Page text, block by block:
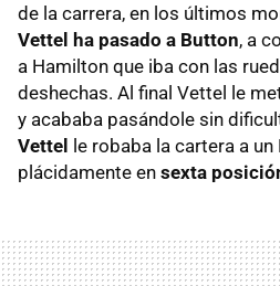
de la carrera, en los últimos
Vettel ha pasado a Button, a
a Hamilton que iba con las
deshechas. Al final Vettel le
y acababa pasándole sin
Vettel le robaba la cartera a
plácidamente en sexta